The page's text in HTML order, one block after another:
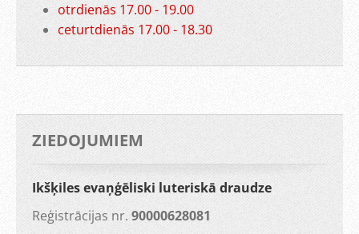
otrdienās 17.00 - 19.00
ceturtdienās 17.00 - 18.30
ZIEDOJUMIEM
Ikšķiles evaņģēliski luteriskā draudze
Reģistrācijas nr. 90000628081